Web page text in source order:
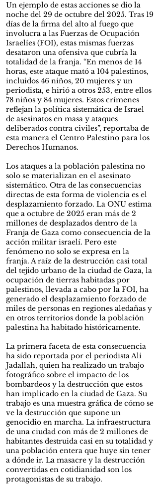
Un ejemplo de estas acciones se dio la
noche del 29 de octubre del 2025. Tras 19
días de la firma del alto al fuego que
involucra a las Fuerzas de Ocupación
Israelíes (FOI), estas mismas fuerzas
desataron una ofensiva que cubría la
totalidad de la franja. “En menos de 14
horas, este ataque mató a 104 palestinos,
incluidos 46 niños, 20 mujeres y un
periodista, e hirió a otros 253, entre ellos
78 niños y 84 mujeres. Estos crímenes
reflejan la política sistemática de Israel
de asesinatos en masa y ataques
deliberados contra civiles”, reportaba de
esta manera el Centro Palestino para los
Derechos Humanos.
Los ataques a la población palestina no
solo se materializan en el asesinato
sistemático. Otra de las consecuencias
directas de esta forma de violencia es el
desplazamiento forzado. La ONU estima
que a octubre de 2025 eran más de 2
millones de desplazados dentro de la
Franja de Gaza como consecuencia de la
acción militar israelí. Pero este
fenómeno no solo se expresa en la
franja. A raíz de la destrucción casi total
del tejido urbano de la ciudad de Gaza, la
ocupación de tierras habitadas por
palestinos, llevada a cabo por la FOI, ha
generado el desplazamiento forzado de
miles de personas en regiones aledañas y
en otros territorios donde la población
palestina ha habitado históricamente.
La primera faceta de esta consecuencia
ha sido reportada por el periodista Ali
Jadallah, quien ha realizado un trabajo
fotográfico sobre el impacto de los
bombardeos y la destrucción que estos
han implicado en la ciudad de Gaza. Su
trabajo es una muestra gráfica de cómo se
ve la destrucción que supone un
genocidio en marcha. La infraestructura
de una ciudad con más de 2 millones de
habitantes destruida casi en su totalidad y
una población entera que huye sin tener
a dónde ir. La masacre y la destrucción
convertidas en cotidianidad son los
protagonistas de su trabajo.